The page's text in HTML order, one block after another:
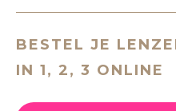
BESTEL JE
IN 1, 2, 3 ONLINE